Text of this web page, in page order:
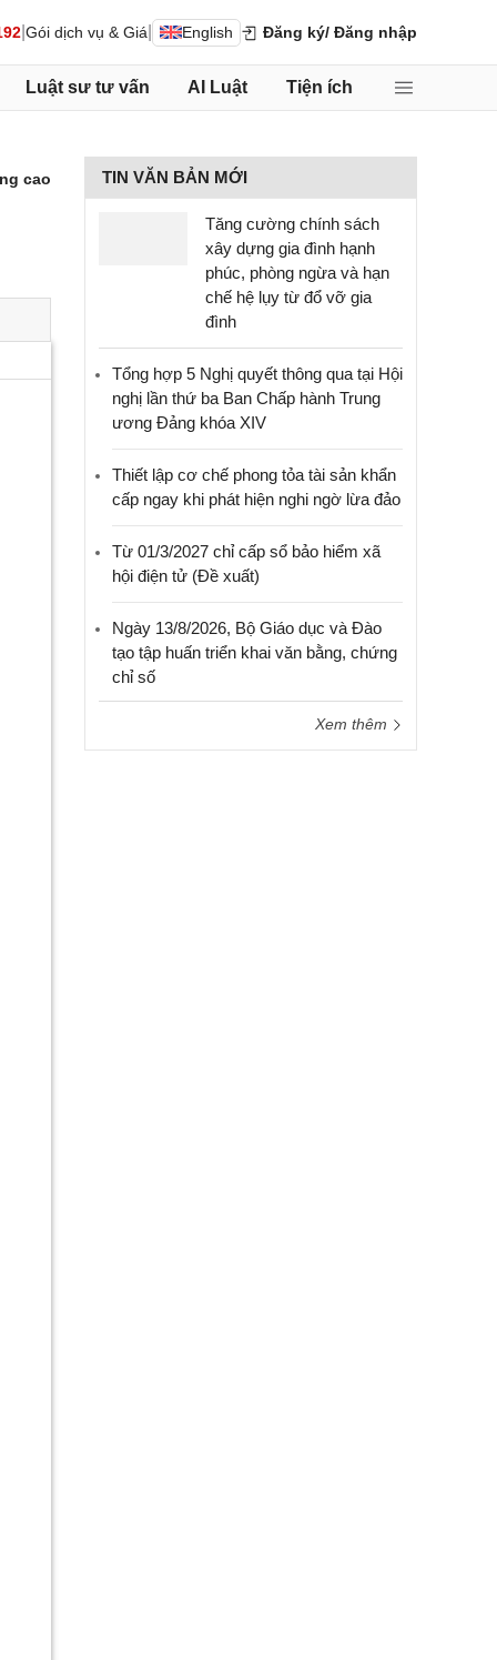
Gói dịch vụ & Giá English Đăng ký/ Đăng nhập
Luật sư tư vấn AI Luật Tiện ích
cao TIN VĂN BẢN MỚI
Tăng cường chính sách
xây dựng gia đình hạnh
phúc, phòng ngừa và hạn
chế hệ lụy từ đổ vỡ gia
đình
Tổng hợp 5 Nghị quyết thông qua tại Hội
nghị lần thứ ba Ban Chấp hành Trung
ương Đảng khóa XIV
Thiết lập cơ chế phong tỏa tài sản khẩn
cấp ngay khi phát hiện nghi ngờ lừa đảo
Từ 01/3/2027 chỉ cấp sổ bảo hiểm xã
hội điện tử (Đề xuất)
Ngày 13/8/2026, Bộ Giáo dục và Đào
tạo tập huấn triển khai văn bằng, chứng
chỉ số
Xem thêm